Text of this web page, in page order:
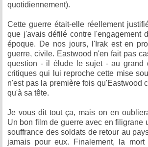
quotidiennement).
Cette guerre était-elle réellement
que j'avais défilé contre l'engagement
époque. De nos jours, l'Irak est en
guerre, civile. Eastwood n'en fait pas
question - il élude le sujet - au grand
critiques qui lui reproche cette mise
n'est pas la première fois qu'Eastwood
qu'à sa tête.
Je vous dit tout ça, mais on en
Un bon film de guerre avec en filigrane
souffrance des soldats de retour au
jamais pour eux. Finalement, la